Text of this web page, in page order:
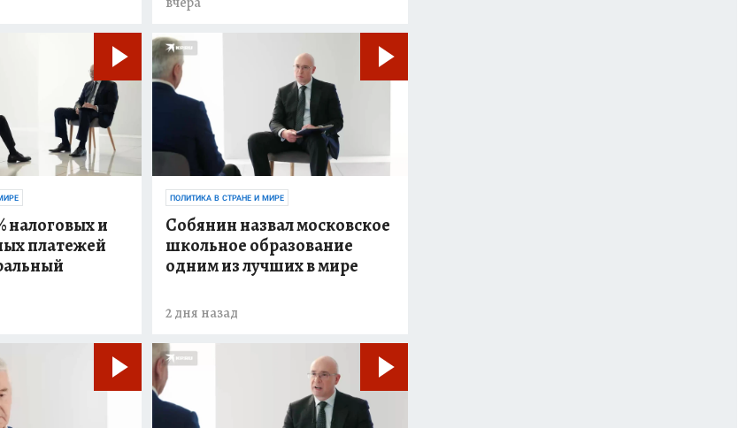
налоговых и
платежей
ПОЛИТИКА В СТРАНЕ И МИРЕ
Собянин назвал московское
школьное образование
одним из лучших в мире
2 дня назад